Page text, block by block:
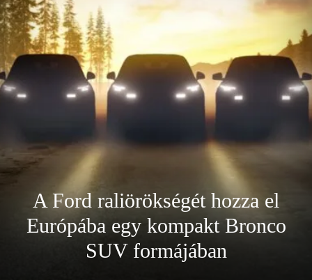
A Ford raliörökségét hozza el
Európába egy kompakt Bronco
SUV formájában